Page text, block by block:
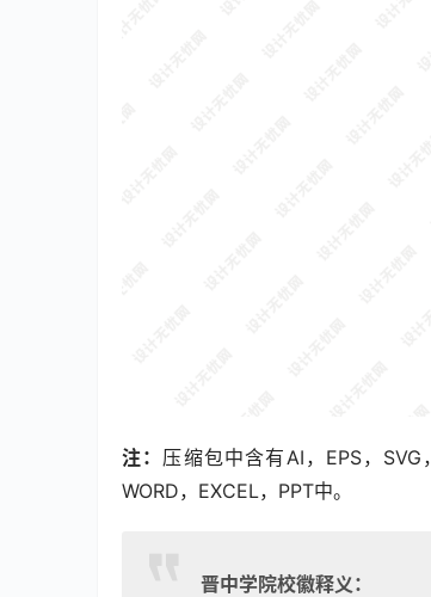
注： 压缩包中含有AI，EPS，
WORD，EXCEL，PPT中。
晋中学院校徽释义：